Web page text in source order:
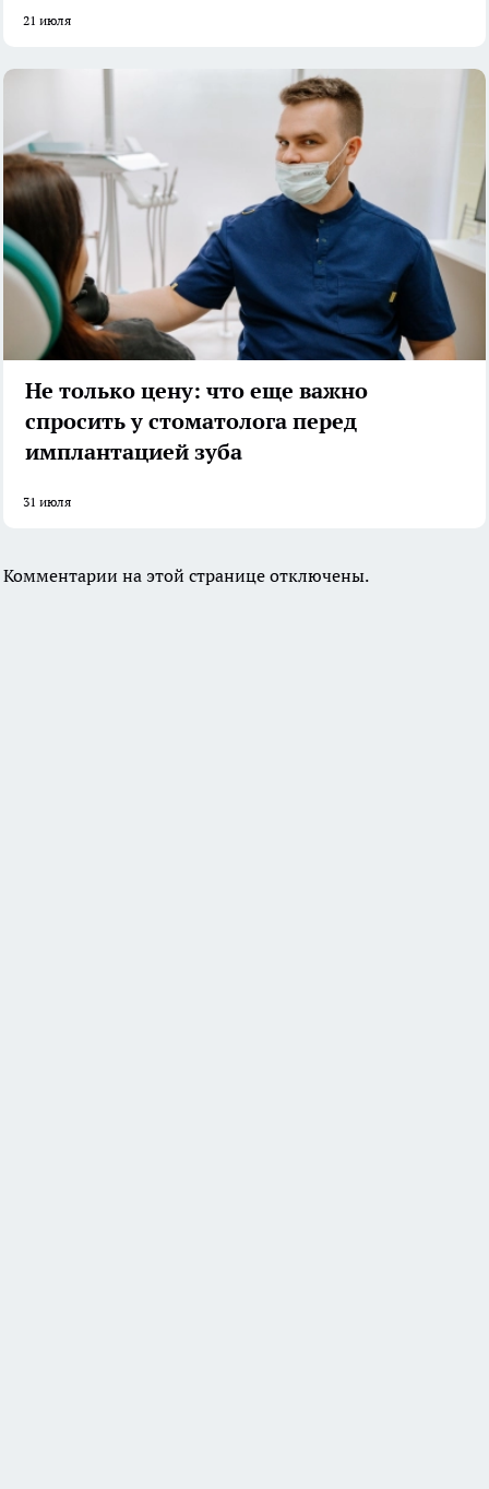
21 июля
Не только цену: что еще важно
спросить у стоматолога перед
имплантацией зуба
31 июля
Комментарии на этой странице отключены.